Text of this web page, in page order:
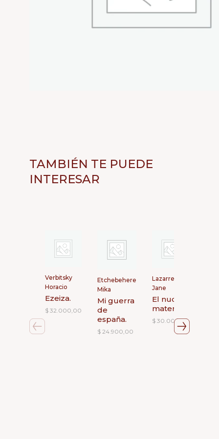
TAMBIÉN TE PUEDE
INTERESAR
Verbitsky
Horacio
Ezeiza.
$ 32.000,00
Etchebehere
Mika
Mi guerra
de
españa.
$ 24.900,00
Lazarre
Jane
El nudo
materno.
$ 30.000,00